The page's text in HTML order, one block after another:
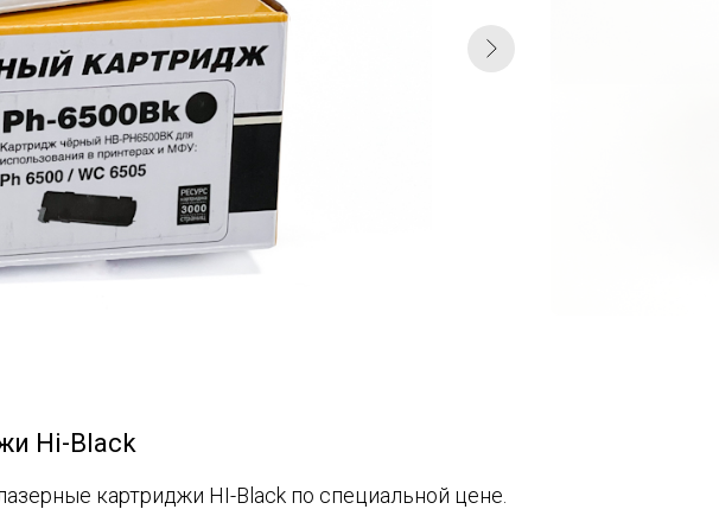
Hi-Black
картриджи HI-Black по специальной цене.